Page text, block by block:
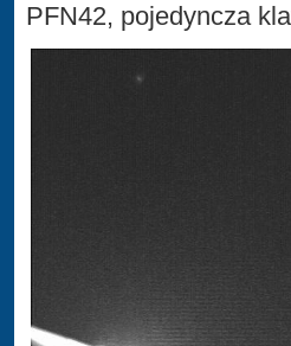
PFN42, pojedyncza